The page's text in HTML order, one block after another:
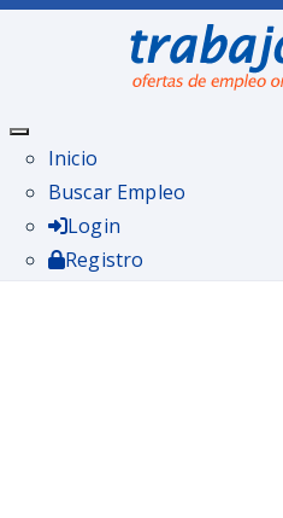
Inicio
Buscar Empleo
Login
Registro